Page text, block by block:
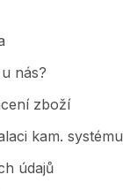
nás?
zboží
kam. systému
údajů